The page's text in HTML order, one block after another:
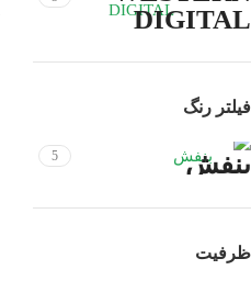
DIGITAL
فیلتر رنگ
بنفش 5
ظرفیت